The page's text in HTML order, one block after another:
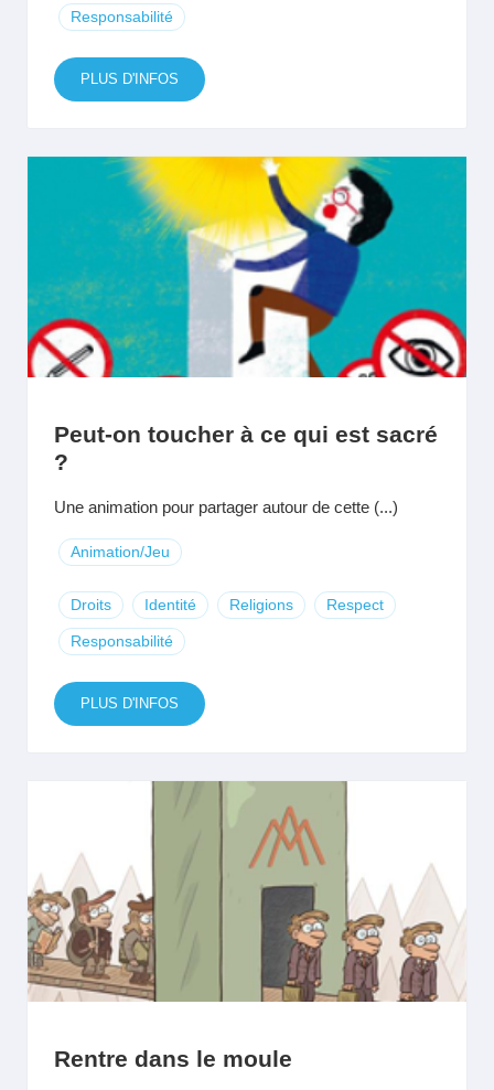
Responsabilité
PLUS D'INFOS
Peut-on toucher à ce qui est sacré
?
Une animation pour partager autour de cette (...)
Animation/Jeu
Droits Identité Religions Respect
Responsabilité
PLUS D'INFOS
Rentre dans le moule